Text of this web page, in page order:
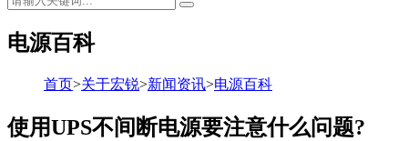
电源百科
首页>关于宏锐>新闻资讯>电源百科
使用UPS不间断电源要注意什么问题?